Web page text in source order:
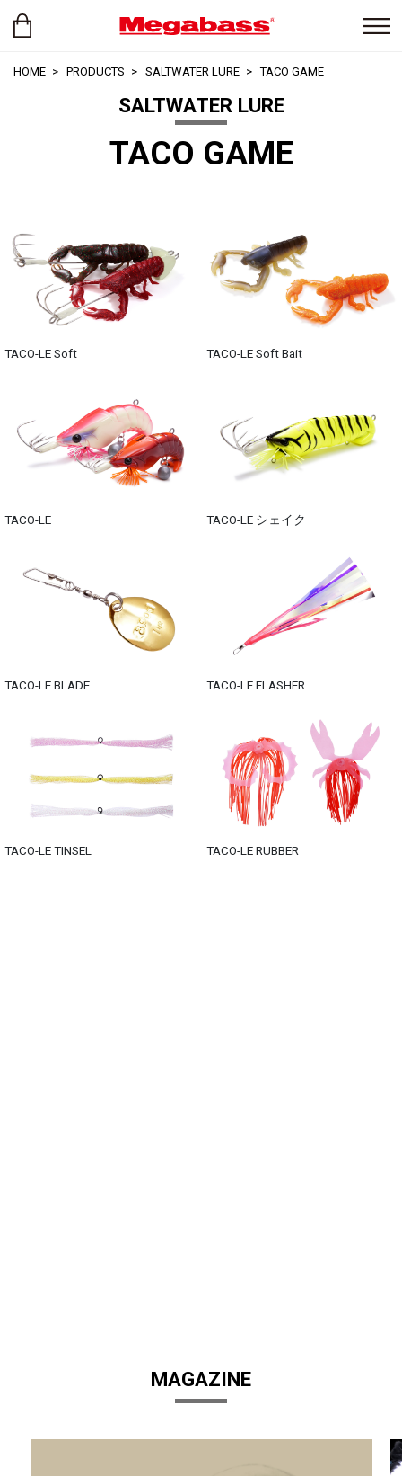
HOME PRODUCTS SALTWATER LURE TACO GAME
SALTWATER LURE
TACO GAME
TACO-LE Soft TACO-LE Soft Bait
TACO-LE TACO-LE シェイク
TACO-LE BLADE TACO-LE FLASHER
TACO-LE TINSEL TACO-LE RUBBER
MAGAZINE